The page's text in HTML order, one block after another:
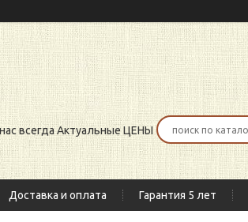
всегда Актуальные ЦЕНЫ
Доставка и оплата Гарантия 5 лет